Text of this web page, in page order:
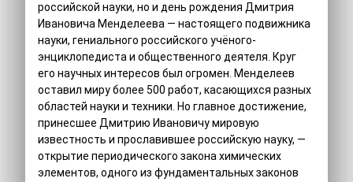
российской науки, но и день рождения Дмитрия
Ивановича Менделеева — настоящего подвижника
науки, гениального российского учёного-
энциклопедиста и общественного деятеля. Круг
его научных интересов был огромен. Менделеев
оставил миру более 500 работ, касающихся разных
областей науки и техники. Но главное достижение,
принесшее Дмитрию Ивановичу мировую
известность и прославившее российскую науку, —
открытие периодического закона химических
элементов, одного из фундаментальных законов